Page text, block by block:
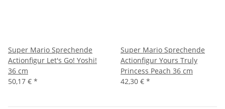
Super Mario Sprechende
Actionfigur Let's Go! Yoshi!
36 cm
50,17 € *
Super Mario Sprechende
Actionfigur Yours Truly
Princess Peach 36 cm
42,30 € *